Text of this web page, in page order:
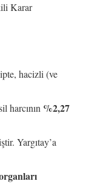
Karar
hacizli (ve
harcının %2,27
Yargıtay’a